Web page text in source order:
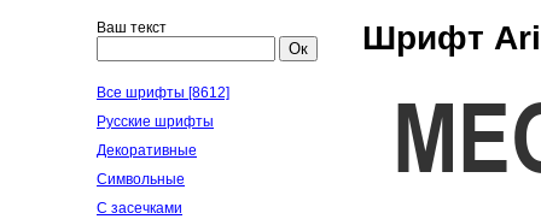
Ваш текст
Ок
Все шрифты [8612]
Русские шрифты
Декоративные
Символьные
С засечками
Шрифт